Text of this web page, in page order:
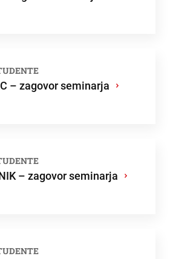
– zagovor seminarja ›
– zagovor seminarja ›